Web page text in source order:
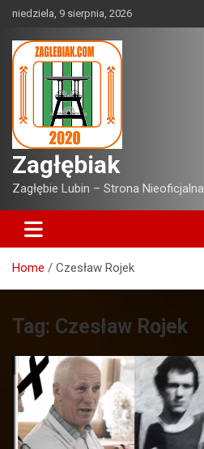
Skip
content
niedziela, 9 sierpnia, 2026
Zagłębiak
Zagłębie Lubin – Strona Nieoficjalna
Home Czesław Rojek
Tag: Czesław Rojek